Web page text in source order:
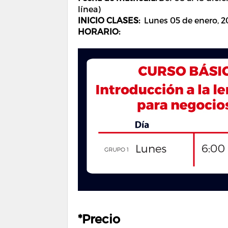
línea)
INICIO CLASES: Lunes 05 de enero,
HORARIO:
*Precio